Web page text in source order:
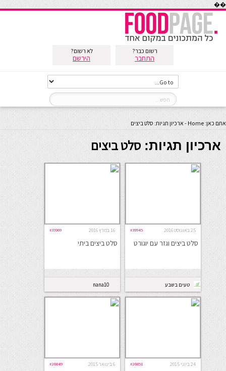
��
רשום כבר?
התחבר
לא רשום?
הירשם
אתם כאן: Home
- ארכיון תגיות: סלט ביצים
ארכיון תגיות: סלט ביצים
25 באוגוסט 2016 #39945
סלט ביצים וגזר עם יוגורט
טעים בשבע
16 במרץ 2016 #37069
סלט ביצים ביתי
nana10
24 ביוני 2015 #26851 6 בינואר 2015 #26849